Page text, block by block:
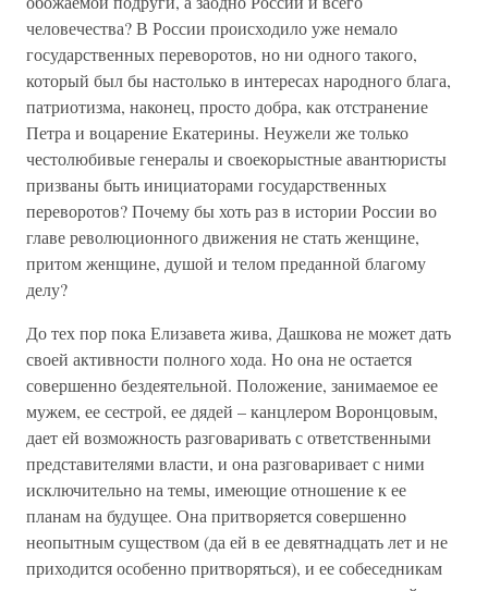
человечества? В России происходило уже немало
государственных переворотов, но ни одного такого,
который был бы настолько в интересах народного блага,
патриотизма, наконец, просто добра, как отстранение
Петра и воцарение Екатерины. Неужели же только
честолюбивые генералы и своекорыстные авантюристы
призваны быть инициаторами государственных
переворотов? Почему бы хоть раз в истории России во
главе революционного движения не стать женщине,
притом женщине, душой и телом преданной благому
делу?
До тех пор пока Елизавета жива, Дашкова не может дать
своей активности полного хода. Но она не остается
совершенно бездеятельной. Положение, занимаемое ее
мужем, ее сестрой, ее дядей – канцлером Воронцовым,
дает ей возможность разговаривать с ответственными
представителями власти, и она разговаривает с ними
исключительно на темы, имеющие отношение к ее
планам на будущее. Она притворяется совершенно
неопытным существом (да ей в ее девятнадцать лет и не
приходится особенно притворяться), и ее собеседникам